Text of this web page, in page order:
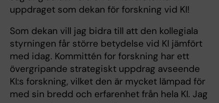
uppdraget som dekan för forskning vid KI!
Som dekan vill jag bidra till att den kollegiala
styrningen får större betydelse vid KI jämfört
med idag. Kommittén for forskning har ett
övergripande strategiskt uppdrag avseende
KI:s forskning, vilket den är mycket lämpad för
med sin bredd och erfarenhet från hela KI. Jag